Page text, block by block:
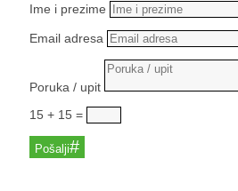
Ime i prezime
Email adresa
Poruka / upit
15 + 15 =
Pošalji